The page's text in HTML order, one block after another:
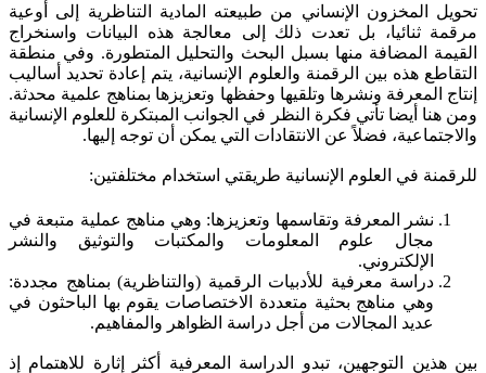
تحويل المخزون الإنساني من طبيعته المادية التناظرية إلى أوعية
مرقمة ثنائيا، بل تعدت ذلك إلى معالجة هذه البيانات واسنخراج
القيمة المضافة منها بسبل البحث والتحليل المتطورة. وفي منطقة
التقاطع هذه بين الرقمنة والعلوم الإنسانية، يتم إعادة تحديد أساليب
إنتاج المعرفة ونشرها وتلقيها وحفظها وتعزيزها بمناهج علمية محدثة.
ومن هنا أيضا تأتي فكرة النظر في الجوانب المبتكرة للعلوم الإنسانية
والاجتماعية، فضلاً عن الانتقادات التي يمكن أن توجه إليها.
للرقمنة في العلوم الإنسانية طريقتي استخدام مختلفتين:
نشر المعرفة وتقاسمها وتعزيزها: وهي مناهج عملية متبعة في
مجال علوم المعلومات والمكتبات والتوثيق والنشر
الإلكتروني.
دراسة معرفية للأدبيات الرقمية (والتناظرية) بمناهج مجددة:
وهي مناهج بحثية متعددة الاختصاصات يقوم بها الباحثون في
عديد المجالات من أجل دراسة الظواهر والمفاهيم.
بين هذين التوجهين، تبدو الدراسة المعرفية أكثر إثارة للاهتمام إذ